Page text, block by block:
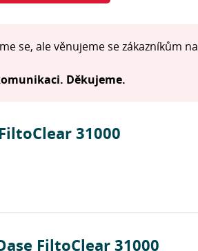
se, ale věnujeme se zákazníkům na
Děkujeme.
31000
FiltoClear 31000